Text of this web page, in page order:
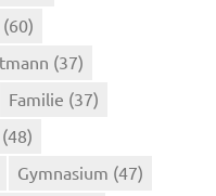
(60)
(37)
Familie (37)
(48)
Gymnasium (47)